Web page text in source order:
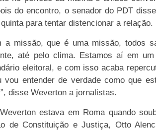
do encontro, o senador do PDT
para tentar distencionar a relação.
a missão, que é uma missão, todos
até pelo clima. Estamos aí em
eleitoral, e com isso acaba
vou entender de verdade como que
disse Weverton a jornalistas.
estava em Roma quando
de Constituição e Justiça, Otto